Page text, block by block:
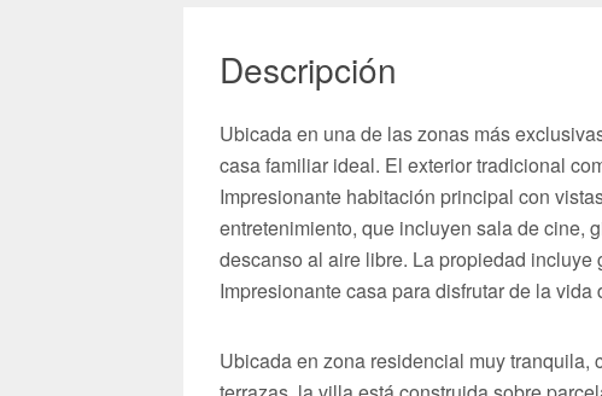
Descripción
Ubicada en una de las zonas más
casa familiar ideal. El exterior tradicional
Impresionante habitación principal con
entretenimiento, que incluyen sala de cine,
descanso al aire libre. La propiedad
Impresionante casa para disfrutar de la vida
Ubicada en zona residencial muy